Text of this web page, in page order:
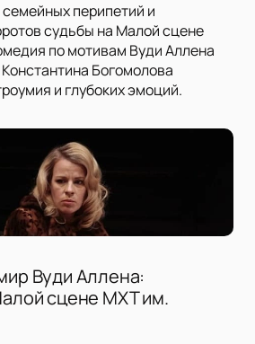
перипетий и
судьбы на Малой сцене
по мотивам Вуди Аллена
Богомолова
и глубоких эмоций.
Вуди Аллена:
сцене МХТ им.